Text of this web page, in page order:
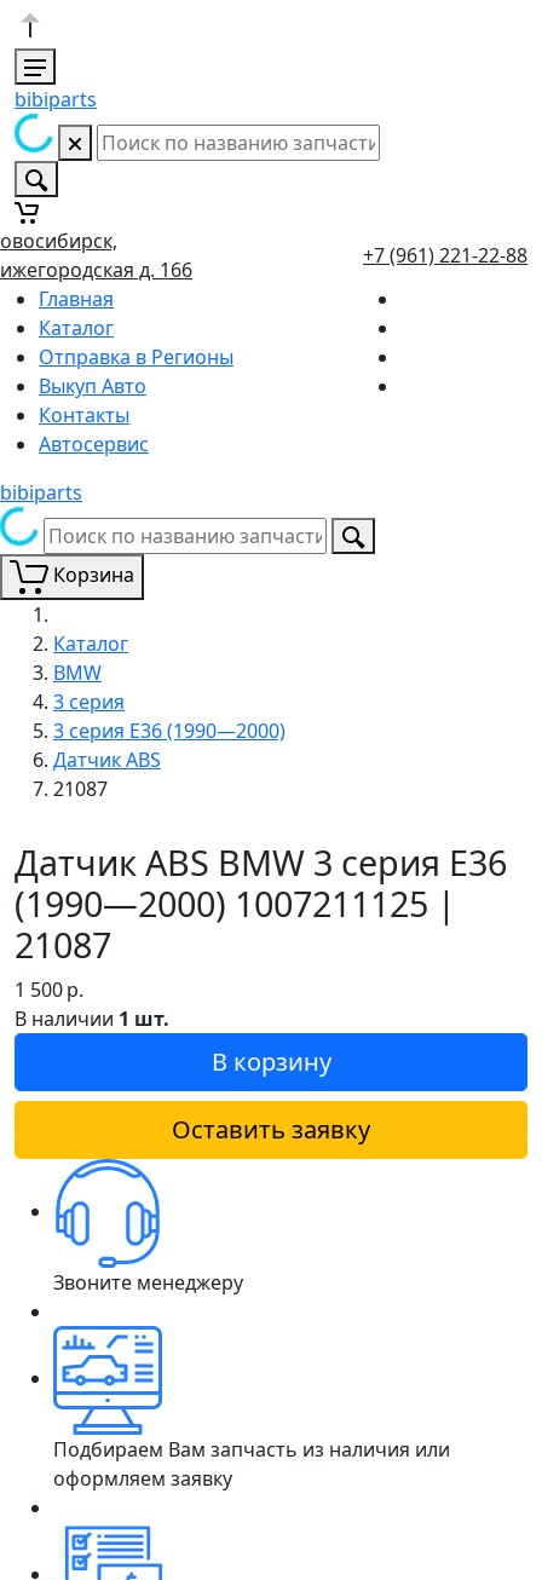
bibiparts
д. 166
+7 (961) 221-22-88
Главная
Каталог
Отправка в Регионы
Выкуп Авто
Контакты
Автосервис
bibiparts
Корзина
Каталог
BMW
3 серия
3 серия E36 (1990—2000)
Датчик ABS
21087
Датчик ABS BMW 3 серия E36
(1990—2000) 1007211125 |
21087
1 500р.
В наличии 1 шт.
В корзину
Оставить заявку
Звоните менеджеру
Подбираем Вам запчасть из наличия или
оформляем заявку